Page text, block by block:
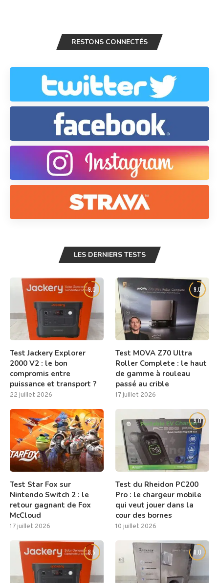
RESTONS CONNECTÉS
LES DERNIERS TESTS
9.0
Test Jackery Explorer
2000 V2 : le bon
compromis entre
puissance et transport ?
22 juillet 2026
9.0
Test MOVA Z70 Ultra
Roller Complete : le haut
de gamme à rouleau
passé au crible
17 juillet 2026
8.0
Test Star Fox sur
Nintendo Switch 2 : le
retour gagnant de Fox
McCloud
17 juillet 2026
9.0
Test du Rheidon PC200
Pro : le chargeur mobile
qui veut jouer dans la
cour des bornes
10 juillet 2026
8.5 8.0